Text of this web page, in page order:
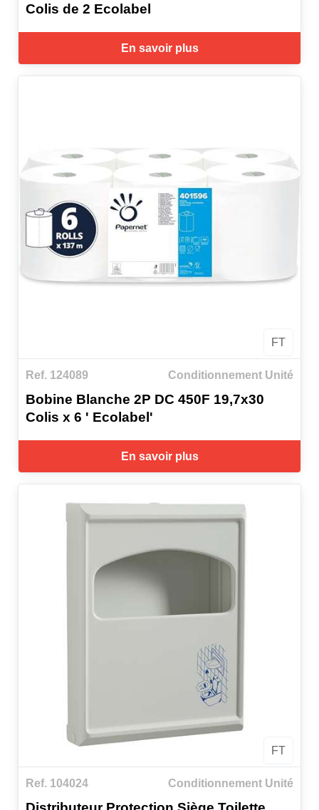
Colis de 2 Ecolabel
En savoir plus
FT
Ref. 124089 Conditionnement Unité
Bobine Blanche 2P DC 450F 19,7x30
Colis x 6 ' Ecolabel'
En savoir plus
FT
Ref. 104024 Conditionnement Unité